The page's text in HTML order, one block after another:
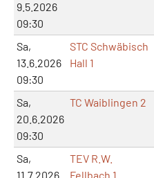
9.5.2026
09:30
Sa,
13.6.2026
09:30
STC Schwäbisch
Hall 1
Sa,
20.6.2026
09:30
TC Waiblingen 2
Sa,
11.7.2026
TEV R.W.
Fellbach 1